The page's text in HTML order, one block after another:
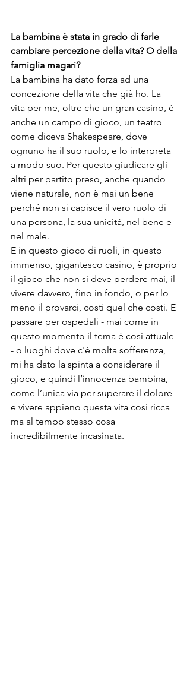
La bambina è stata in grado di farle
cambiare percezione della vita? O della
famiglia magari?
La bambina ha dato forza ad una
concezione della vita che già ho. La
vita per me, oltre che un gran casino, è
anche un campo di gioco, un teatro
come diceva Shakespeare, dove
ognuno ha il suo ruolo, e lo interpreta
a modo suo. Per questo giudicare gli
altri per partito preso, anche quando
viene naturale, non è mai un bene
perché non si capisce il vero ruolo di
una persona, la sua unicità, nel bene e
nel male.
E in questo gioco di ruoli, in questo
immenso, gigantesco casino, è proprio
il gioco che non si deve perdere mai, il
vivere davvero, fino in fondo, o per lo
meno il provarci, costi quel che costi. E
passare per ospedali - mai come in
questo momento il tema è così attuale
- o luoghi dove c'è molta sofferenza,
mi ha dato la spinta a considerare il
gioco, e quindi l’innocenza bambina,
come l’unica via per superare il dolore
e vivere appieno questa vita così ricca
ma al tempo stesso cosa
incredibilmente incasinata.